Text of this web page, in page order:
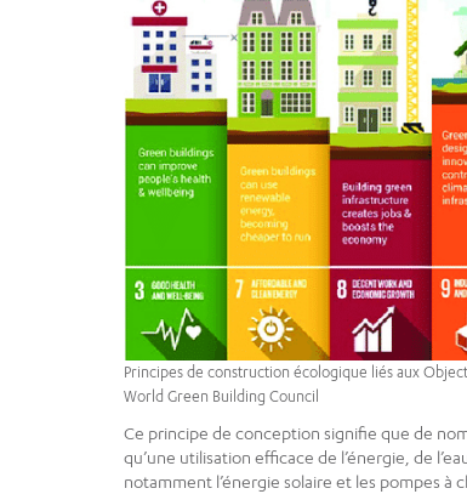
Principes de construction écologique liés aux
World Green Building Council
Ce principe de conception signifie que de
qu’une utilisation efficace de l’énergie, de
notamment l’énergie solaire et les pompes à